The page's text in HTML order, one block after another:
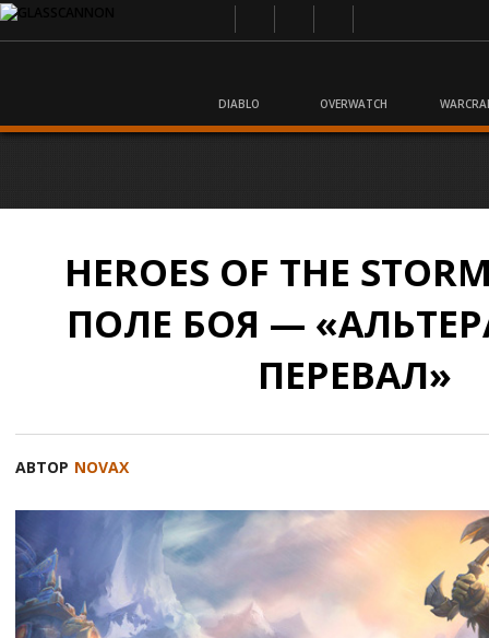
DIABLO OVERWATCH
HEROES OF THE
ПОЛЕ БОЯ —
ПЕРЕВАЛ»
АВТОР NOVAX